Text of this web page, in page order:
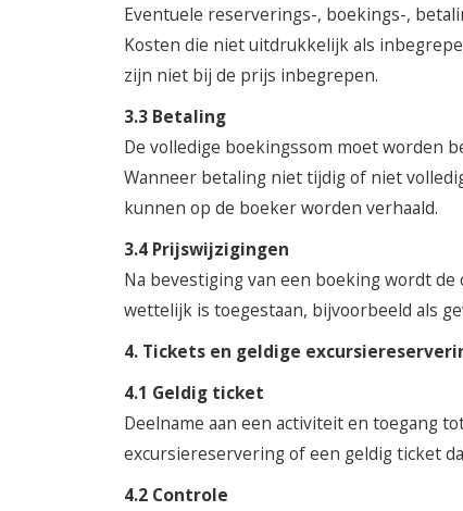
Eventuele reserverings-, boekings-,
Kosten die niet uitdrukkelijk als
zijn niet bij de prijs inbegrepen.
3.3 Betaling
De volledige boekingssom moet worden
Wanneer betaling niet tijdig of niet
kunnen op de boeker worden verhaald.
3.4 Prijswijzigingen
Na bevestiging van een boeking wordt
wettelijk is toegestaan, bijvoorbeeld als
4. Tickets en geldige
4.1 Geldig ticket
Deelname aan een activiteit en toegang
excursiereservering of een geldig ticket
4.2 Controle